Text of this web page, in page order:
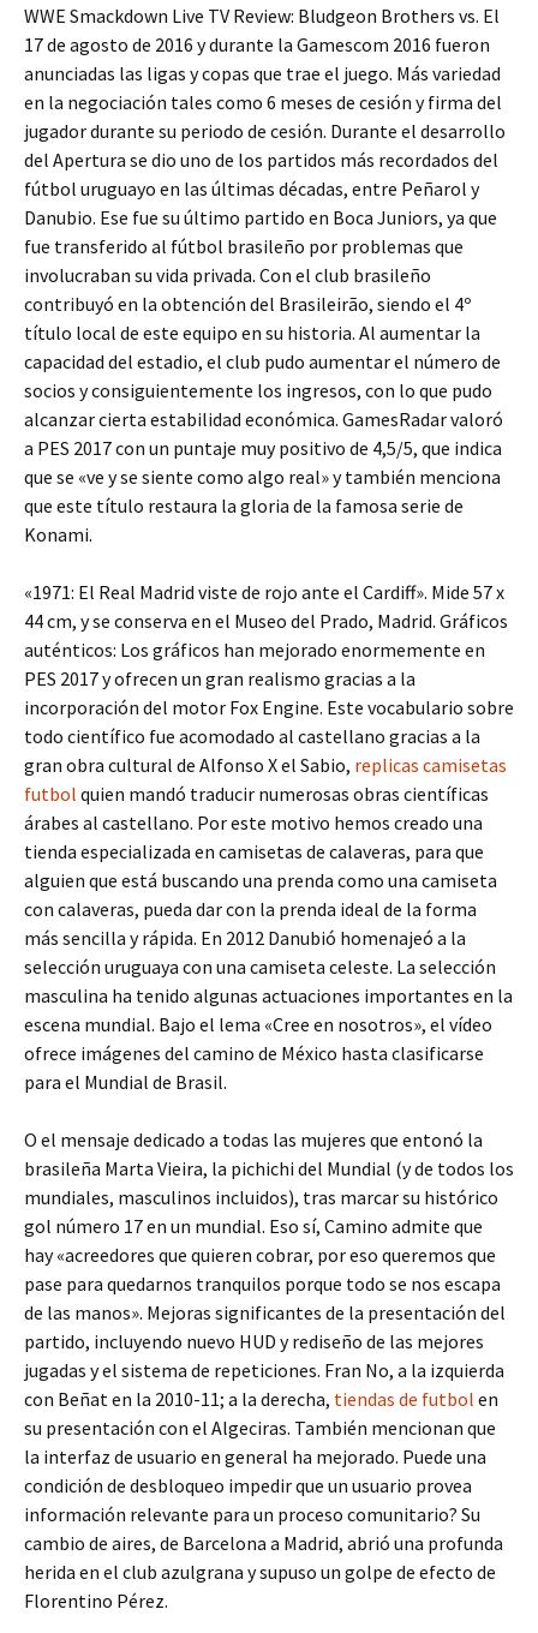
WWE Smackdown Live TV Review: Bludgeon Brothers vs. El
17 de agosto de 2016 y durante la Gamescom 2016 fueron
anunciadas las ligas y copas que trae el juego. Más variedad
en la negociación tales como 6 meses de cesión y firma del
jugador durante su periodo de cesión. Durante el desarrollo
del Apertura se dio uno de los partidos más recordados del
fútbol uruguayo en las últimas décadas, entre Peñarol y
Danubio. Ese fue su último partido en Boca Juniors, ya que
fue transferido al fútbol brasileño por problemas que
involucraban su vida privada. Con el club brasileño
contribuyó en la obtención del Brasileirão, siendo el 4º
título local de este equipo en su historia. Al aumentar la
capacidad del estadio, el club pudo aumentar el número de
socios y consiguientemente los ingresos, con lo que pudo
alcanzar cierta estabilidad económica. GamesRadar valoró
a PES 2017 con un puntaje muy positivo de 4,5/5, que indica
que se «ve y se siente como algo real» y también menciona
que este título restaura la gloria de la famosa serie de
Konami.
«1971: El Real Madrid viste de rojo ante el Cardiff». Mide 57 x
44 cm, y se conserva en el Museo del Prado, Madrid. Gráficos
auténticos: Los gráficos han mejorado enormemente en
PES 2017 y ofrecen un gran realismo gracias a la
incorporación del motor Fox Engine. Este vocabulario sobre
todo científico fue acomodado al castellano gracias a la
gran obra cultural de Alfonso X el Sabio, replicas camisetas
futbol quien mandó traducir numerosas obras científicas
árabes al castellano. Por este motivo hemos creado una
tienda especializada en camisetas de calaveras, para que
alguien que está buscando una prenda como una camiseta
con calaveras, pueda dar con la prenda ideal de la forma
más sencilla y rápida. En 2012 Danubió homenajeó a la
selección uruguaya con una camiseta celeste. La selección
masculina ha tenido algunas actuaciones importantes en la
escena mundial. Bajo el lema «Cree en nosotros», el vídeo
ofrece imágenes del camino de México hasta clasificarse
para el Mundial de Brasil.
O el mensaje dedicado a todas las mujeres que entonó la
brasileña Marta Vieira, la pichichi del Mundial (y de todos los
mundiales, masculinos incluidos), tras marcar su histórico
gol número 17 en un mundial. Eso sí, Camino admite que
hay «acreedores que quieren cobrar, por eso queremos que
pase para quedarnos tranquilos porque todo se nos escapa
de las manos». Mejoras significantes de la presentación del
partido, incluyendo nuevo HUD y rediseño de las mejores
jugadas y el sistema de repeticiones. Fran No, a la izquierda
con Beñat en la 2010-11; a la derecha, tiendas de futbol en
su presentación con el Algeciras. También mencionan que
la interfaz de usuario en general ha mejorado. Puede una
condición de desbloqueo impedir que un usuario provea
información relevante para un proceso comunitario? Su
cambio de aires, de Barcelona a Madrid, abrió una profunda
herida en el club azulgrana y supuso un golpe de efecto de
Florentino Pérez.